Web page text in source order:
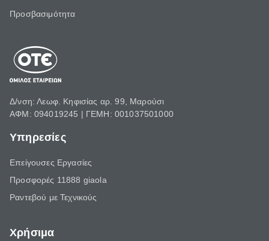
Προσβασιμότητα
Δ/νση: Λεωφ. Κηφισίας αρ. 99, Μαρούσι
ΑΦΜ: 094019245 | ΓΕΜΗ: 001037501000
Υπηρεσίες
Επείγουσες Εργασίες
Προσφορές 11888 giaola
Ραντεβού με Τεχνικούς
Χρήσιμα